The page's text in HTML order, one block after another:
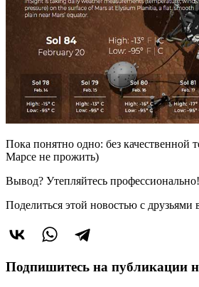
Пока понятно одно: без качественной
Марсе не прожить)
Вывод? Утепляйтесь профессионально!
Поделиться этой новостью с друзьями
Подпишитесь на публикации